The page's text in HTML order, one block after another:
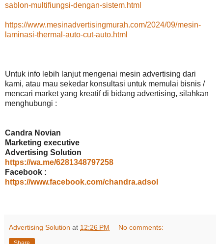
sablon-multifiungsi-dengan-sistem.html
https://www.mesinadvertisingmurah.com/2024/09/mesin-
laminasi-thermal-auto-cut-auto.html
Untuk info lebih lanjut mengenai mesin advertising dari
kami, atau mau sekedar konsultasi untuk memulai bisnis /
mencari market yang kreatif di bidang advertising, silahkan
menghubungi :
Candra Novian
Marketing executive
Advertising Solution
https://wa.me/6281348797258
Facebook :
https://www.facebook.com/chandra.adsol
Advertising Solution at 12:26 PM No comments: